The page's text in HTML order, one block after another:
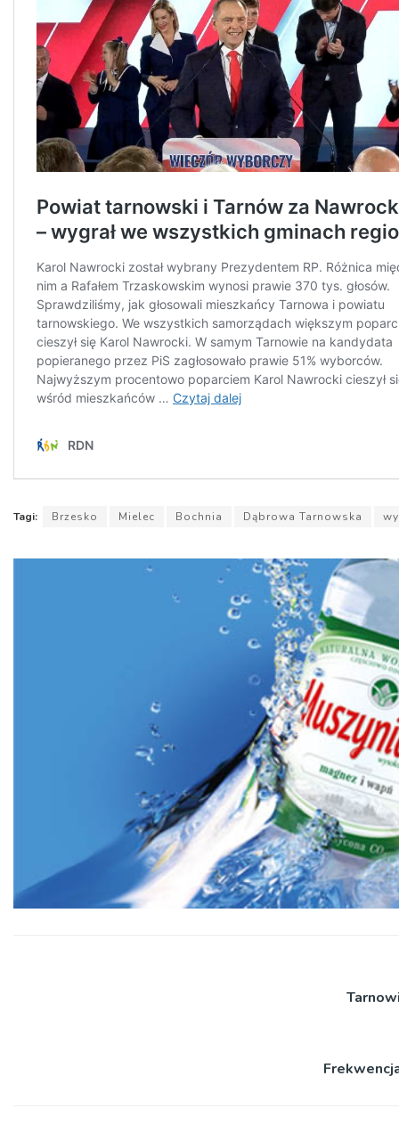
Tagi: Brzesko Mielec Bochnia Dąbrowa Tarnowska